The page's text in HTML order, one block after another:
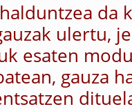
da
ulertu,
esaten
gauza